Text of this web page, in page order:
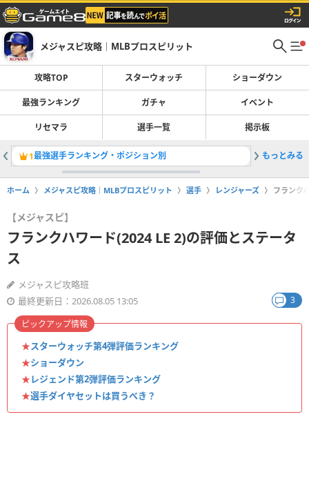
メジャスピ攻略｜MLBプロスピリット
攻略TOP スターウォッチ ショーダウン
最強ランキング ガチャ イベント
リセマラ 選手一覧 掲示板
1最強選手ランキング・ポジション別 2レジェ
もっとみる
ホーム メジャスピ攻略｜MLBプロスピリット 選手 レンジャーズ フランク
【メジャスピ】
フランクハワード(2024 LE 2)の評価とステータ
ス
メジャスピ攻略班
最終更新日：2026.08.05 13:05
3
★スターウォッチ第4弾評価ランキング
★ショーダウン
★レジェンド第2弾評価ランキング
★選手ダイヤセットは買うべき？
ピックアップ情報